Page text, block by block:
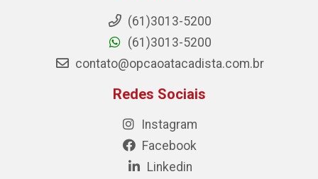
(61)3013-5200
(61)3013-5200
contato@opcaoatacadista.com.br
Redes Sociais
Instagram
Facebook
Linkedin